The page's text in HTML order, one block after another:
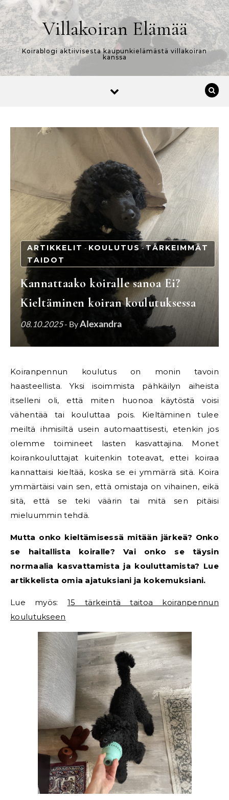
Skip to content
Villakoiran Elämää
Koirablogi aktiivisesta kaupunkielämästä villakoiran
kanssa
ARTIKKELIT - KOULUTUS-TÄRKEIMMÄT
TAIDOT
Kannattaako koiralle sanoa Ei?
Kieltäminen koiran koulutuksessa
08.10.2025- ByAlexandra
Koiranpennun koulutus on monin tavoin
haasteellista. Yksi isoimmista pähkäilyn aiheista
itselleni oli, että miten huonoa käytöstä voisi
vähentää tai kouluttaa pois. Kieltäminen tulee
meiltä ihmisiltä usein automaattisesti, etenkin jos
olemme toimineet lasten kasvattajina. Monet
koirankouluttajat kuitenkin toteavat, ettei koiraa
kannattaisi kieltää, koska se ei ymmärrä sitä. Koira
ymmärtäisi vain sen, että omistaja on vihainen, eikä
sitä, että se teki väärin tai mitä sen pitäisi
mieluummin tehdä.
Mutta onko kieltämisessä mitään järkeä? Onko
se haitallista koiralle? Vai onko se täysin
normaalia kasvattamista ja kouluttamista? Lue
artikkelista omia ajatuksiani ja kokemuksiani.
Lue myös: 15 tärkeintä taitoa koiranpennun
koulutukseen